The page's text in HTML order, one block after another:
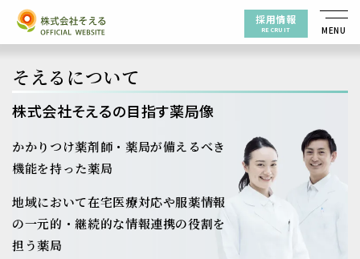
採用情報
RECRUIT
そえるについて
株式会社そえるの目指す薬局像
かかりつけ薬剤師・薬局が備えるべき
機能を持った薬局
地域において在宅医療対応や服薬情報
の一元的・継続的な情報連携の役割を
担う薬局